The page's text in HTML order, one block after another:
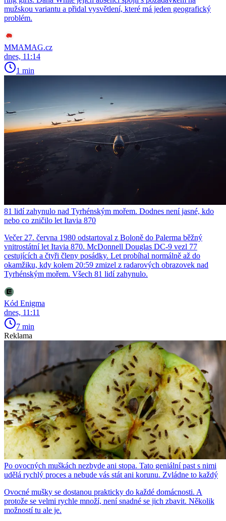
mužskou variantu a přidal vysvětlení, které má jeden geografický
problém.
MMAMAG.cz
dnes, 11:14
1 min
81 lidí zahynulo nad Tyrhénským mořem. Dodnes není jasné, kdo
nebo co zničilo let Itavia 870
Večer 27. června 1980 odstartoval z Boloně do Palerma běžný
vnitrostátní let Itavia 870. McDonnell Douglas DC-9 vezl 77
cestujících a čtyři členy posádky. Let probíhal normálně až do
okamžiku, kdy kolem 20:59 zmizel z radarových obrazovek nad
Tyrhénským mořem. Všech 81 lidí zahynulo.
Kód Enigma
dnes, 11:11
7 min
Reklama
Po ovocných muškách nezbyde ani stopa. Tato geniální past s nimi
udělá rychlý proces a nebude vás stát ani korunu. Zvládne to každý
Ovocné mušky se dostanou prakticky do každé domácnosti. A
protože se velmi rychle množí, není snadné se jich zbavit. Několik
možností tu ale je.